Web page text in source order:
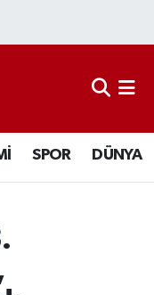
SPOR DÜNYA